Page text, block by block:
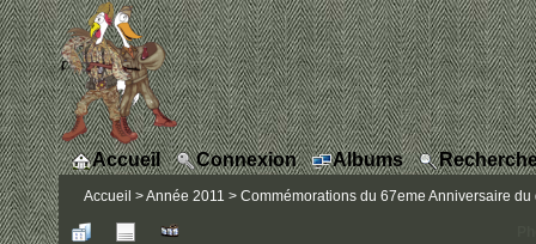
Accueil Connexion Albums
Accueil >Année 2011 > Commémorations du 67eme Anniversaire